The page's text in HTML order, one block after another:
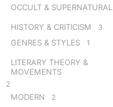
OCCULT & SUPERNATURAL
HISTORY & CRITICISM 3
GENRES & STYLES 1
LITERARY THEORY &
MOVEMENTS
2
MODERN 2